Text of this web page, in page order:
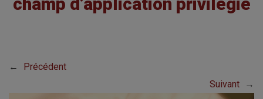
←
Précédent
Suivant
→